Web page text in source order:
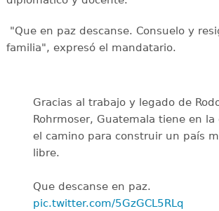
"Que en paz descanse. Consuelo y
familia", expresó el mandatario.
Gracias al trabajo y legado de
Rohrmoser, Guatemala tiene en la
el camino para construir un país
libre.
Que descanse en paz.
pic.twitter.com/5GzGCL5RLq